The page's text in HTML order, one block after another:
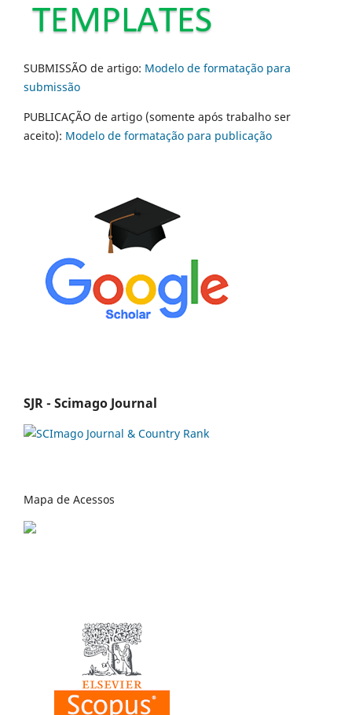
SUBMISSÃO de artigo: Modelo de formatação para
submissão
PUBLICAÇÃO de artigo (somente após trabalho ser
aceito): Modelo de formatação para publicação
SJR - Scimago Journal
Mapa de Acessos